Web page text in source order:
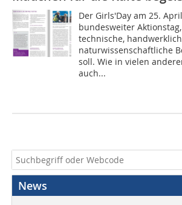
Der Girls'Day am 25.
bundesweiter
technische,
naturwissenschaftliche
soll. Wie in vielen
auch...
News